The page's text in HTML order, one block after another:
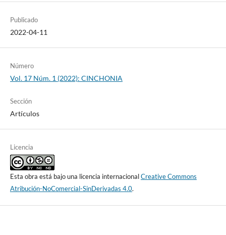
Publicado
2022-04-11
Número
Vol. 17 Núm. 1 (2022): CINCHONIA
Sección
Artículos
Licencia
Esta obra está bajo una licencia internacionalCreative Commons
Atribución-NoComercial-SinDerivadas 4.0.